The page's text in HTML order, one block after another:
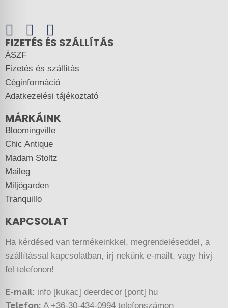
FIZETÉS ÉS SZÁLLÍTÁS
ÁSZF
Fizetés és szállítás
Céginformáció
Adatkezelési tájékoztató
MÁRKÁINK
Bloomingville
Chic Antique
Madam Stoltz
Maileg
Miljögarden
Tranquillo
KAPCSOLAT
Ha kérdésed van termékeinkkel, megrendeléseddel, a
szállítással kapcsolatban, írj nekünk e-mailt, vagy hívj
fel telefonon!
E-mail: info [kukac] deerdecor [pont] hu
Telefon: A +36-30-434-0994 telefonszámon